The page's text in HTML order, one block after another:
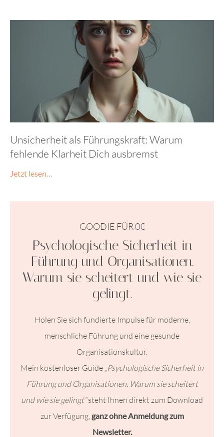
Unsicherheit als Führungskraft: Warum
fehlende Klarheit Dich ausbremst
Jetzt lesen…
GOODIE FÜR 0€
Psychologische Sicherheit in
Führung und Organisationen.
Warum sie scheitert und wie sie
gelingt.
Holen Sie sich fundierte Impulse für moderne,
menschliche Führung und eine gesunde
Organisationskultur.
Mein kostenloser Guide „Psychologische Sicherheit in
Führung und Organisationen. Warum sie scheitert
und wie sie gelingt“steht Ihnen direkt zum Download
zur Verfügung, ganz ohne Anmeldung zum
Newsletter.